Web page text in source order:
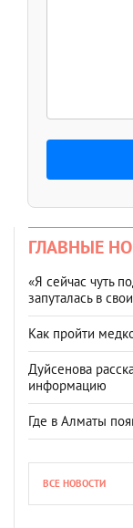
ГЛАВНЫЕ
«Я сейчас чуть
запуталась в
Как пройти
Дуйсенова
информацию
Где в Алматы
ВСЕ НОВОСТИ